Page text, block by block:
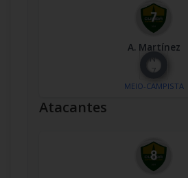
A. Martínez
Nº
7
MEIO-CAMPISTA
Atacantes